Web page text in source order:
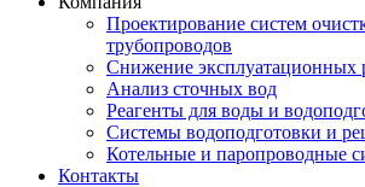
Проектирование систем
трубопроводов
Снижение эксплуатационных
Анализ сточных вод
Реагенты для воды и
Системы водоподготовки и
Котельные и паропроводные
Контакты